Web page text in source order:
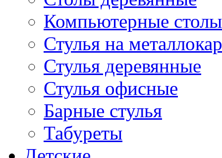
Компьютерные столы
Стулья на
Стулья деревянные
Стулья офисные
Барные стулья
Табуреты